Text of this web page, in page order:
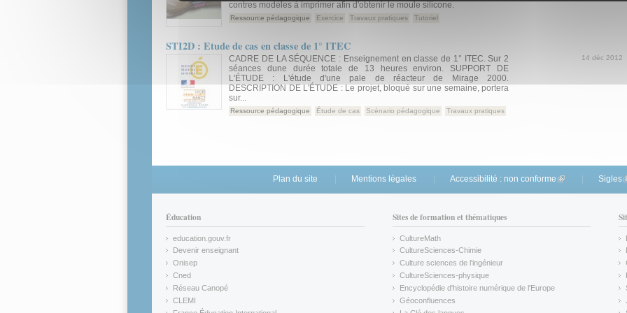
contres modèles à imprimer afin d'obtenir le moule silicone.
Ressource pédagogique Exercice Travaux pratiques Tutoriel
STI2D : Etude de cas en classe de 1° ITEC
14 déc 2012
CADRE DE LA SÉQUENCE : Enseignement en classe de 1° ITEC. Sur 2
séances dune durée totale de 13 heures environ. SUPPORT DE
L'ÉTUDE : L'étude d'une pale de réacteur de Mirage 2000.
DESCRIPTION DE L'ÉTUDE : Le projet, bloqué sur une semaine, portera
sur...
Ressource pédagogique Étude de cas Scénario pédagogique Travaux pratiques
Plan du site Mentions légales Accessibilité : non conforme (link is external)
Sigles
Éducation
education.gouv.fr
(link is external)
Devenir enseignant
(link is external)
Onisep
(link is external)
Cned
(link is external)
Réseau Canopé
(link is external)
CLEMI
(link is external)
Sites de formation et thématiques
CultureMath
(link is external)
CultureSciences-Chimie
(link is external)
Culture sciences de l'ingénieur
CultureSciences-physique
(link is external)
Encyclopédie d'histoire numérique de l'Europe
(link is external)
Géoconfluences
(link is external)